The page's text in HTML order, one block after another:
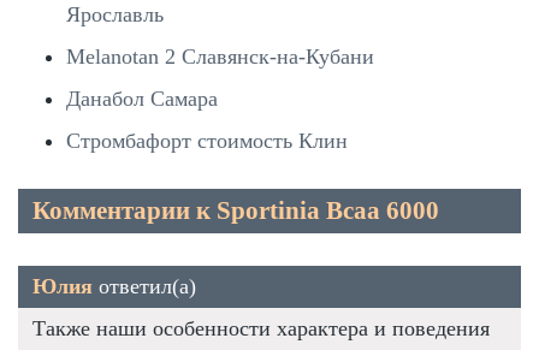
Ярославль
Melanotan 2 Славянск-на-Кубани
Данабол Самара
Стромбафорт стоимость Клин
Комментарии к Sportinia Bcaa 6000
Юлия ответил(а)
Также наши особенности характера и поведения